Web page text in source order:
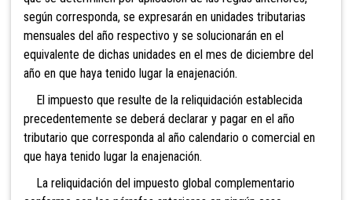
según corresponda, se expresarán en unidades tributarias
mensuales del año respectivo y se solucionarán en el
equivalente de dichas unidades en el mes de diciembre del
año en que haya tenido lugar la enajenación.
El impuesto que resulte de la reliquidación establecida
precedentemente se deberá declarar y pagar en el año
tributario que corresponda al año calendario o comercial en
que haya tenido lugar la enajenación.
La reliquidación del impuesto global complementario